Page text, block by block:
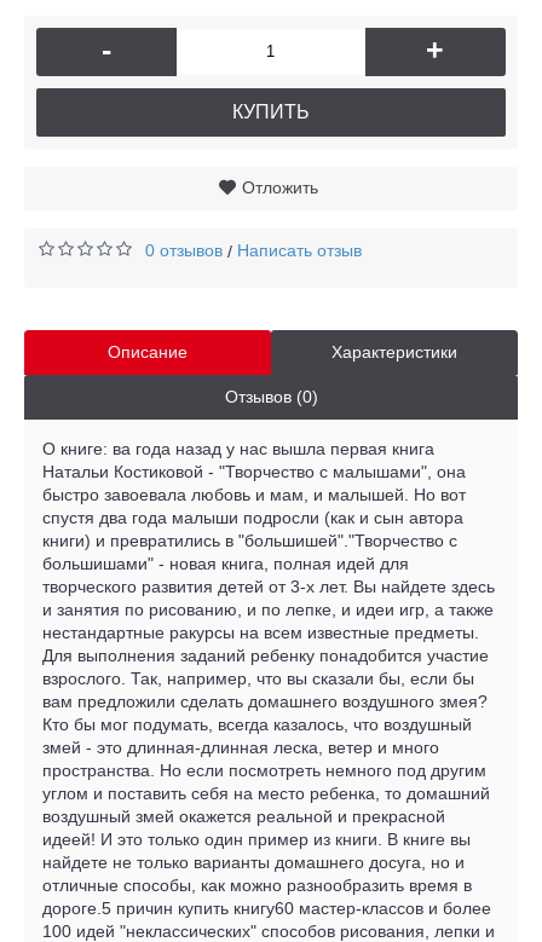
- +
КУПИТЬ
Отложить
0 отзывов / Написать отзыв
Описание Характеристики
Отзывов (0)
О книге: ва года назад у нас вышла первая книга
Натальи Костиковой - "Творчество с малышами", она
быстро завоевала любовь и мам, и малышей. Но вот
спустя два года малыши подросли (как и сын автора
книги) и превратились в "большишей"."Творчество с
большишами" - новая книга, полная идей для
творческого развития детей от 3-х лет. Вы найдете здесь
и занятия по рисованию, и по лепке, и идеи игр, а также
нестандартные ракурсы на всем известные предметы.
Для выполнения заданий ребенку понадобится участие
взрослого. Так, например, что вы сказали бы, если бы
вам предложили сделать домашнего воздушного змея?
Кто бы мог подумать, всегда казалось, что воздушный
змей - это длинная-длинная леска, ветер и много
пространства. Но если посмотреть немного под другим
углом и поставить себя на место ребенка, то домашний
воздушный змей окажется реальной и прекрасной
идеей! И это только один пример из книги. В книге вы
найдете не только варианты домашнего досуга, но и
отличные способы, как можно разнообразить время в
дороге.5 причин купить книгу60 мастер-классов и более
100 идей "неклассических" способов рисования, лепки и